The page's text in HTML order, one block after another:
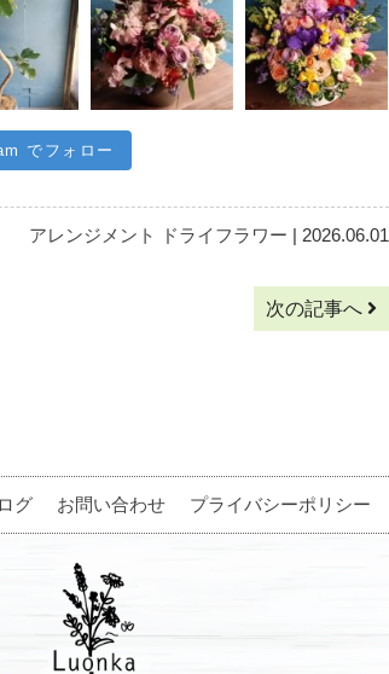
でフォロー
アレンジメント ドライフラワー | 2026.06.01
次の記事へ
グ お問い合わせ プライバシーポリシー